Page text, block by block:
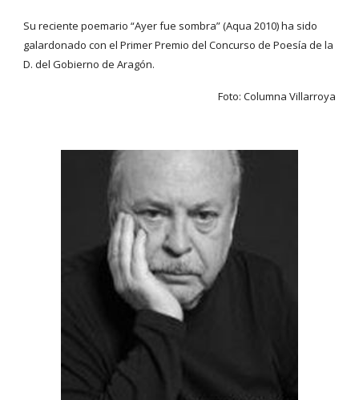
Su reciente poemario “Ayer fue sombra” (Aqua 2010) ha sido
galardonado con el Primer Premio del Concurso de Poesía de la
D. del Gobierno de Aragón.
Foto: Columna Villarroya